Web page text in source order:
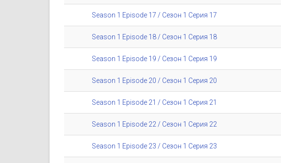
Season 1 Episode 17 / Сезон 1 Серия 17
Season 1 Episode 18 / Сезон 1 Серия 18
Season 1 Episode 19 / Сезон 1 Серия 19
Season 1 Episode 20 / Сезон 1 Серия 20
Season 1 Episode 21 / Сезон 1 Серия 21
Season 1 Episode 22 / Сезон 1 Серия 22
Season 1 Episode 23 / Сезон 1 Серия 23